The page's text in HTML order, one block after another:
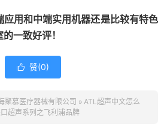
应用和中端实用机器还是比较有特色
一致好评！
 赞(0)
聚慕医疗器械有限公司 » ATL超声中文怎么
超声系列之飞利浦品牌